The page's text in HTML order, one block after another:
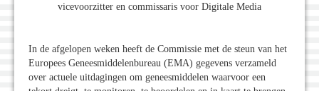
vicevoorzitter en commissaris voor Digitale Media
In de afgelopen weken heeft de Commissie met de steun van het
Europees Geneesmiddelenbureau (EMA) gegevens verzameld
over actuele uitdagingen om geneesmiddelen waarvoor een